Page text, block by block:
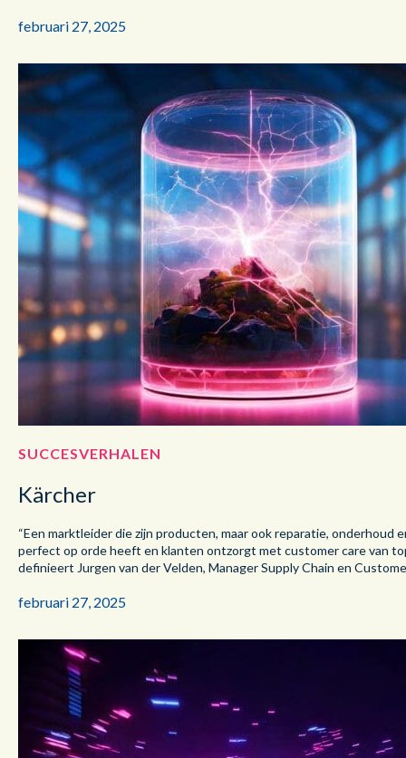
februari 27, 2025
SUCCESVERHALEN
Kärcher
“Een marktleider die zijn producten, maar ook reparatie, onderhoud
perfect op orde heeft en klanten ontzorgt met customer care van
definieert Jurgen van der Velden, Manager Supply Chain en
februari 27, 2025